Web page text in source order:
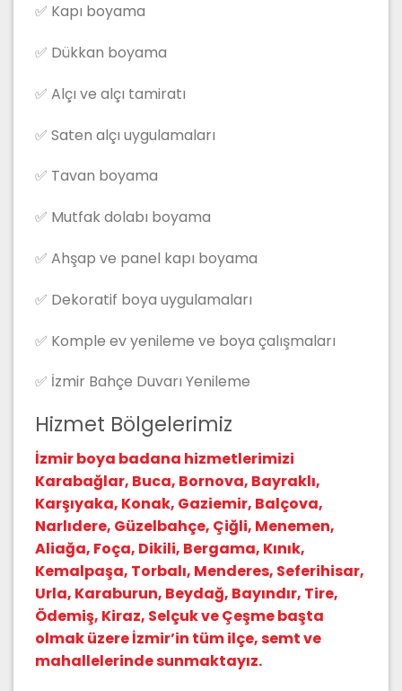
✅ Kapı boyama
✅ Dükkan boyama
✅ Alçı ve alçı tamiratı
✅ Saten alçı uygulamaları
✅ Tavan boyama
✅ Mutfak dolabı boyama
✅ Ahşap ve panel kapı boyama
✅ Dekoratif boya uygulamaları
✅ Komple ev yenileme ve boya çalışmaları
✅ İzmir Bahçe Duvarı Yenileme
Hizmet Bölgelerimiz
İzmir boya badana hizmetlerimizi
Karabağlar, Buca, Bornova, Bayraklı,
Karşıyaka, Konak, Gaziemir, Balçova,
Narlıdere, Güzelbahçe, Çiğli, Menemen,
Aliağa, Foça, Dikili, Bergama, Kınık,
Kemalpaşa, Torbalı, Menderes, Seferihisar,
Urla, Karaburun, Beydağ, Bayındır, Tire,
Ödemiş, Kiraz, Selçuk ve Çeşme başta
olmak üzere İzmir’in tüm ilçe, semt ve
mahallelerinde sunmaktayız.